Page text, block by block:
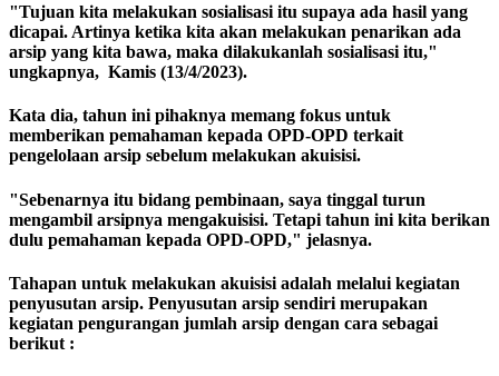
"Tujuan kita melakukan sosialisasi itu supaya ada hasil yang
dicapai. Artinya ketika kita akan melakukan penarikan ada
arsip yang kita bawa, maka dilakukanlah sosialisasi itu,"
ungkapnya, Kamis (13/4/2023).
Kata dia, tahun ini pihaknya memang fokus untuk
memberikan pemahaman kepada OPD-OPD terkait
pengelolaan arsip sebelum melakukan akuisisi.
"Sebenarnya itu bidang pembinaan, saya tinggal turun
mengambil arsipnya mengakuisisi. Tetapi tahun ini kita berikan
dulu pemahaman kepada OPD-OPD," jelasnya.
Tahapan untuk melakukan akuisisi adalah melalui kegiatan
penyusutan arsip. Penyusutan arsip sendiri merupakan
kegiatan pengurangan jumlah arsip dengan cara sebagai
berikut :